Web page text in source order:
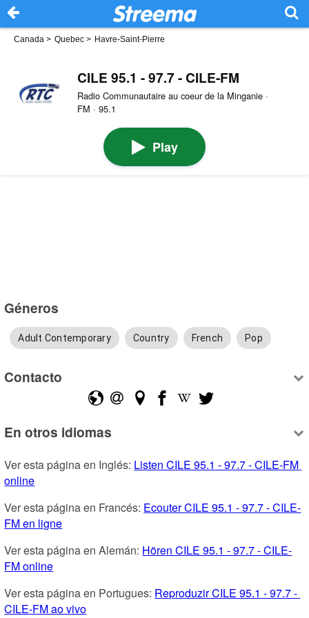
Canada > Quebec > Havre-Saint-Pierre
CILE 95.1 - 97.7 - CILE-FM
Radio Communautaire au coeur de la Minganie ·
FM · 95.1
Play
Géneros
Adult Contemporary Country French Pop
Contacto
En otros idiomas
Ver esta página en Inglés: Listen CILE 95.1 - 97.7 - CILE-FM
online
Ver esta página en Francés: Ecouter CILE 95.1 - 97.7 - CILE-
FM en ligne
Ver esta página en Alemán: Hören CILE 95.1 - 97.7 - CILE-
FM online
Ver esta página en Portugues: Reproduzir CILE 95.1 - 97.7 -
CILE-FM ao vivo